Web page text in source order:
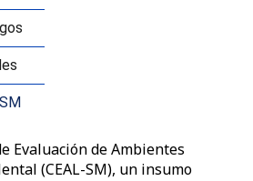
Evaluación de Ambientes
(CEAL-SM), un insumo